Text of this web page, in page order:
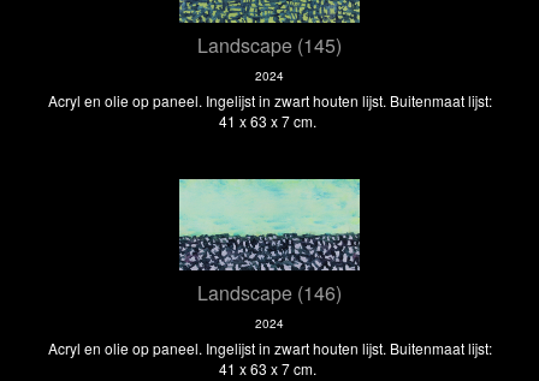
Landscape (145)
2024
Acryl en olie op paneel. Ingelijst in zwart houten lijst. Buitenmaat lijst:
41 x 63 x 7 cm.
Landscape (146)
2024
Acryl en olie op paneel. Ingelijst in zwart houten lijst. Buitenmaat lijst:
41 x 63 x 7 cm.